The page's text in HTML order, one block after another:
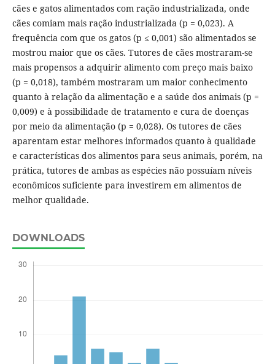
cães e gatos alimentados com ração industrializada, onde
cães comiam mais ração industrializada (p = 0,023). A
frequência com que os gatos (p ≤ 0,001) são alimentados se
mostrou maior que os cães. Tutores de cães mostraram-se
mais propensos a adquirir alimento com preço mais baixo
(p = 0,018), também mostraram um maior conhecimento
quanto à relação da alimentação e a saúde dos animais (p =
0,009) e à possibilidade de tratamento e cura de doenças
por meio da alimentação (p = 0,028). Os tutores de cães
aparentam estar melhores informados quanto à qualidade
e características dos alimentos para seus animais, porém, na
prática, tutores de ambas as espécies não possuíam níveis
econômicos suficiente para investirem em alimentos de
melhor qualidade.
DOWNLOADS